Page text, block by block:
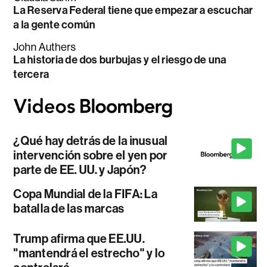
La Reserva Federal tiene que empezar a escuchar
a la gente común
John Authers
La historia de dos burbujas y el riesgo de una
tercera
¿Qué hay detrás de la inusual
intervención sobre el yen por
parte de EE. UU. y Japón?
Copa Mundial de la FIFA: La
batalla de las marcas
Trump afirma que EE.UU.
"mantendrá el estrecho" y lo